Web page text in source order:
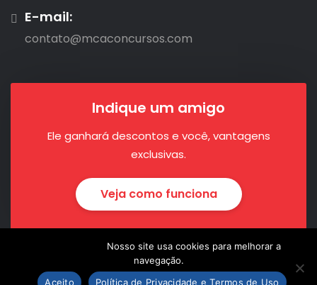
E-mail:
contato@mcaconcursos.com
Indique um amigo
Ele ganhará descontos e você, vantagens
exclusivas.
Veja como funciona
Nosso site usa cookies para melhorar a
navegação.
Aceito
Política de Privacidade e Termos de Uso